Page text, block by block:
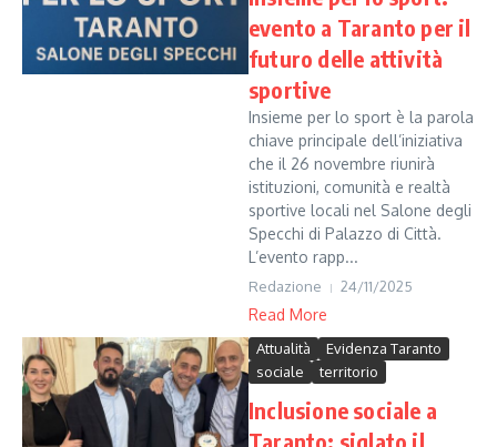
evento a Taranto per il
futuro delle attività
sportive
Insieme per lo sport è la parola
chiave principale dell’iniziativa
che il 26 novembre riunirà
istituzioni, comunità e realtà
sportive locali nel Salone degli
Specchi di Palazzo di Città.
L’evento rapp...
Redazione 24/11/2025
Read More
Attualità
Evidenza Taranto
sociale
territorio
Inclusione sociale a
Taranto: siglato il